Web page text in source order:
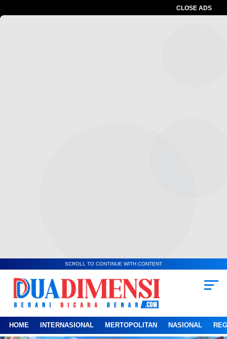
CLOSE ADS
SCROLL TO CONTINUE WITH CONTENT
HOME INTERNASIONAL MERTOPOLITAN NASIONAL